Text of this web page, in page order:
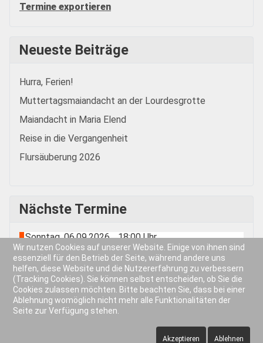
Neueste Beiträge
Hurra, Ferien!
Muttertagsmaiandacht an der Lourdesgrotte
Maiandacht in Maria Elend
Reise in die Vergangenheit
Flursäuberung 2026
Nächste Termine
Sonntag, 06.09.2026-18:00 Uhr
Männerstammtisch
Sonntag, 13.09.2026
Kolping-Kreuz-Fest
Samstag, 19.09.2026
Altpapiersammlung
Termine exportieren
Wir nutzen Cookies auf unserer Website. Einige von ihnen sind
essenziell für den Betrieb der Seite, während andere uns
helfen, diese Website und die Nutzererfahrung zu verbessern
(Tracking Cookies). Sie können selbst entscheiden, ob Sie die
Cookies zulassen möchten. Bitte beachten Sie, dass bei einer
Ablehnung womöglich nicht mehr alle Funktionalitäten der
Seite zur Verfügung stehen.
Akzeptieren Ablehnen